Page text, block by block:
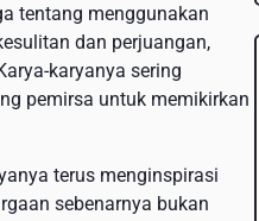
tentang menggunakan
dan perjuangan,
karyanya sering
pemirsa untuk memikirkan
terus menginspirasi
sebenarnya bukan